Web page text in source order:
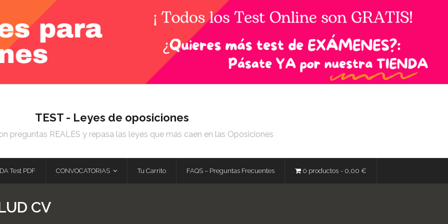
TEST - Leyes de oposiciones
preguntas REALES y repasa las leyes que más caen en las Oposiciones
Test PDF CONVOCATORIAS Tu Carrito FAQS – Preguntas Frecuentes 0 productos 0,00 €
CV